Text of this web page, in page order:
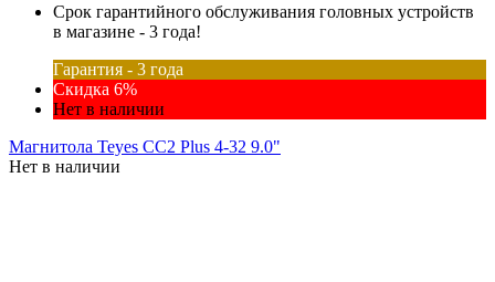
Срок гарантийного обслуживания головных устройств
в магазине - 3 года!
Гарантия - 3 года
Скидка 6%
Нет в наличии
Магнитола Teyes CC2 Plus 4-32 9.0"
Нет в наличии